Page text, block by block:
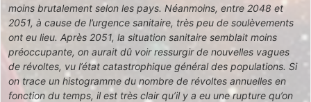
moins brutalement selon les pays. Néanmoins, entre 2048 et
2051, à cause de l’urgence sanitaire, très peu de soulèvements
ont eu lieu. Après 2051, la situation sanitaire semblait moins
préoccupante, on aurait dû voir ressurgir de nouvelles vagues
de révoltes, vu l’état catastrophique général des populations. Si
on trace un histogramme du nombre de révoltes annuelles en
fonction du temps, il est très clair qu’il y a eu une rupture qu’on